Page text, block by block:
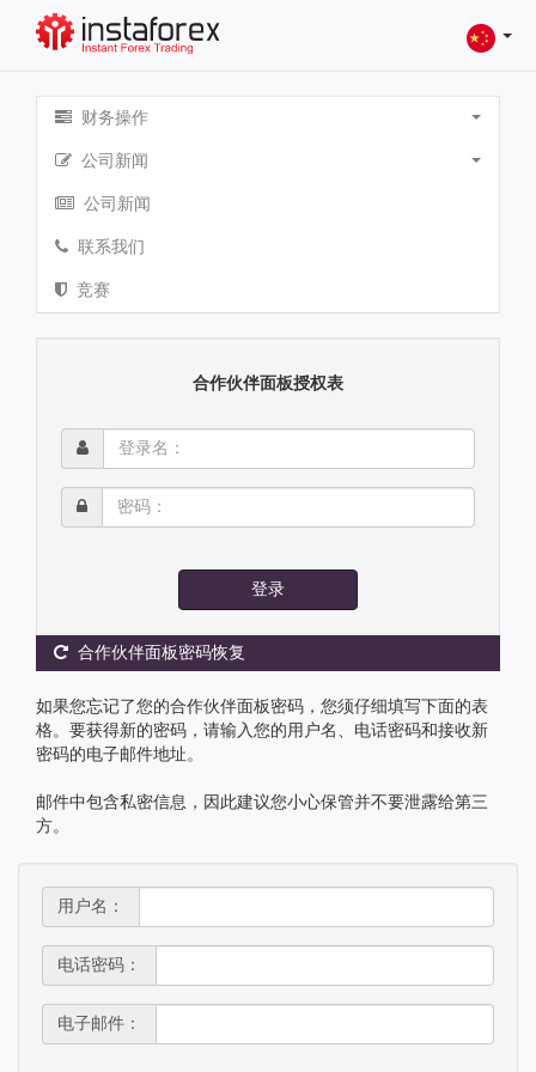
财务操作
公司新闻
公司新闻
联系我们
竞赛
合作伙伴面板授权表
录
名：
码：
登录
合作伙伴面板密码恢复
如果您忘记了您的合作伙伴面板密码，您须仔细填写下面的表
格。要获得新的密码，请输入您的用户名、电话密码和接收新
密码的电子邮件地址。
邮件中包含私密信息，因此建议您小心保管并不要泄露给第三
方。
用户名：
电话密码：
电子邮件：